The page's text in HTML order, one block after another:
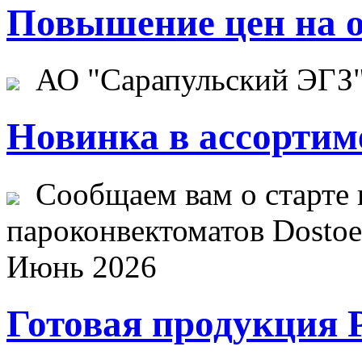
Повышение цен на
АО "Сарапульский
Новинка в
Сообщаем вам о старте
пароконвектоматов
Июнь 2026
Готовая продукция